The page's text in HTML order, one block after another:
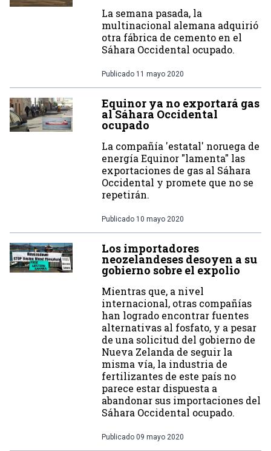
La semana pasada, la
multinacional alemana adquirió
otra fábrica de cemento en el
Sáhara Occidental ocupado.
Publicado 11 mayo 2020
Equinor ya no exportará gas
al Sáhara Occidental
ocupado
La compañía 'estatal' noruega de
energía Equinor "lamenta" las
exportaciones de gas al Sáhara
Occidental y promete que no se
repetirán.
Publicado 10 mayo 2020
Los importadores
neozelandeses desoyen a su
gobierno sobre el expolio
Mientras que, a nivel
internacional, otras compañías
han logrado encontrar fuentes
alternativas al fosfato, y a pesar
de una solicitud del gobierno de
Nueva Zelanda de seguir la
misma vía, la industria de
fertilizantes de este país no
parece estar dispuesta a
abandonar sus importaciones del
Sáhara Occidental ocupado.
Publicado 09 mayo 2020